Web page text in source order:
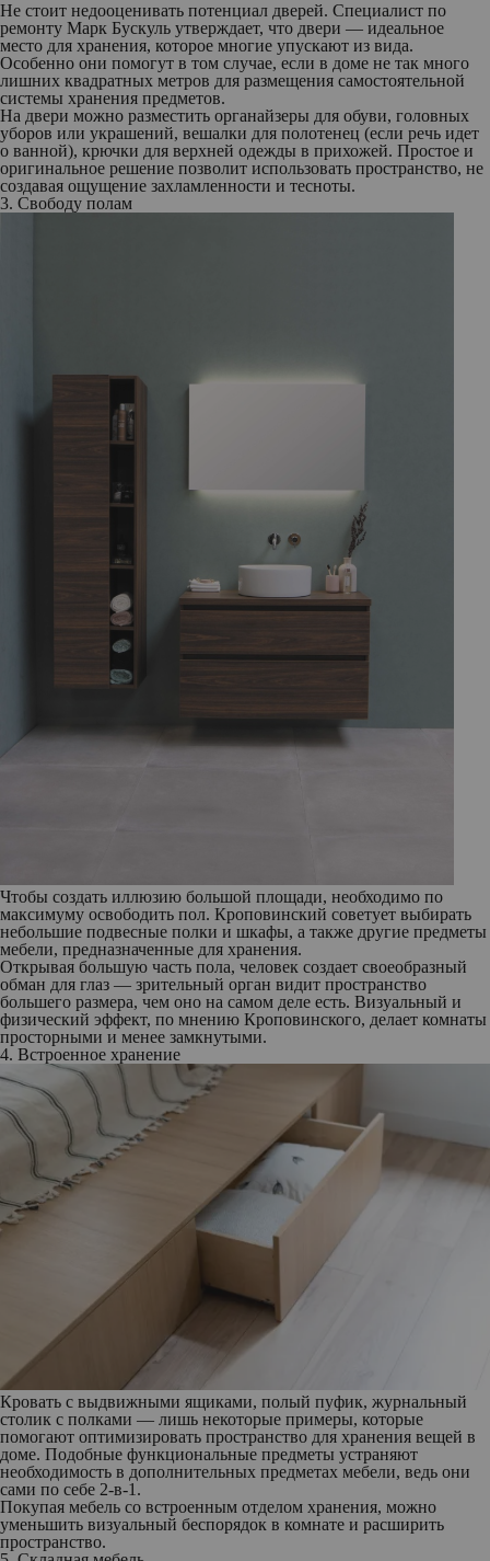
Не стоит недооценивать потенциал дверей. Специалист по
ремонту Марк Бускуль утверждает, что двери — идеальное
место для хранения, которое многие упускают из вида.
Особенно они помогут в том случае, если в доме не так много
лишних квадратных метров для размещения самостоятельной
системы хранения предметов.
На двери можно разместить органайзеры для обуви, головных
уборов или украшений, вешалки для полотенец (если речь идет
о ванной), крючки для верхней одежды в прихожей. Простое и
оригинальное решение позволит использовать пространство, не
создавая ощущение захламленности и тесноты.
3. Свободу полам
Чтобы создать иллюзию большой площади, необходимо по
максимуму освободить пол. Кроповинский советует выбирать
небольшие подвесные полки и шкафы, а также другие предметы
мебели, предназначенные для хранения.
Открывая большую часть пола, человек создает своеобразный
обман для глаз — зрительный орган видит пространство
большего размера, чем оно на самом деле есть. Визуальный и
физический эффект, по мнению Кроповинского, делает комнаты
просторными и менее замкнутыми.
4. Встроенное хранение
Кровать с выдвижными ящиками, полый пуфик, журнальный
столик с полками — лишь некоторые примеры, которые
помогают оптимизировать пространство для хранения вещей в
доме. Подобные функциональные предметы устраняют
необходимость в дополнительных предметах мебели, ведь они
сами по себе 2-в-1.
Покупая мебель со встроенным отделом хранения, можно
уменьшить визуальный беспорядок в комнате и расширить
пространство.